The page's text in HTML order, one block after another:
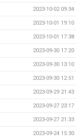
2023-10-02 09:34
2023-10-01 19:10
2023-10-01 17:38
2023-09-30 17:20
2023-09-30 13:10
2023-09-30 12:51
2023-09-29 21:43
2023-09-27 23:17
2023-09-27 21:33
2023-09-24 15:30